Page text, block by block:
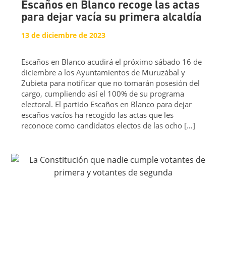
Escaños en Blanco recoge las actas
para dejar vacía su primera alcaldía
13 de diciembre de 2023
Escaños en Blanco acudirá el próximo sábado 16 de
diciembre a los Ayuntamientos de Muruzábal y
Zubieta para notificar que no tomarán posesión del
cargo, cumpliendo así el 100% de su programa
electoral. El partido Escaños en Blanco para dejar
escaños vacíos ha recogido las actas que les
reconoce como candidatos electos de las ocho […]